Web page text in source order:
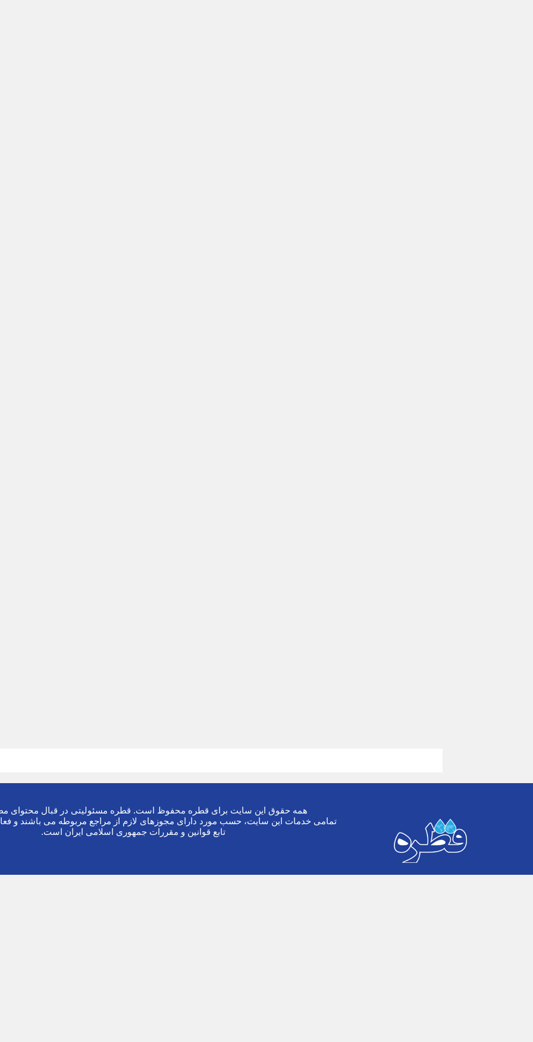
همه حقوق این سایت برای قطره محفوظ است. قطره مسئولیتی در قبال محتوای
تمامی خدمات این سایت، حسب مورد دارای مجوزهای لازم از مراجع مربوطه می باشند و
تابع قوانین و مقررات جمهوری اسلامی ایران است.